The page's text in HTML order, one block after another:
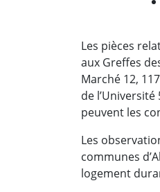
Les pièces
aux Greffes
Marché 12,
de l’Université
peuvent les
Les
communes
logement